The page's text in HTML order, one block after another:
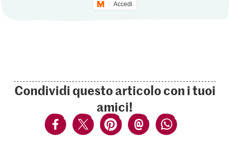
Accedi
Condividi questo articolo con i tuoi
amici!